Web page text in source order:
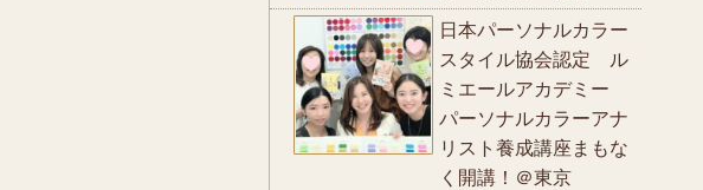
日本パーソナルカラー
スタイル協会認定 ル
ミエールアカデミー
パーソナルカラーアナ
リスト養成講座まもな
く開講！＠東京